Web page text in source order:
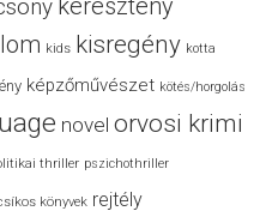
keresztény
kids kisregény kotta
képzőművészet kötés/horgolás
novel orvosi krimi
thriller pszichothriller
könyvek rejtély